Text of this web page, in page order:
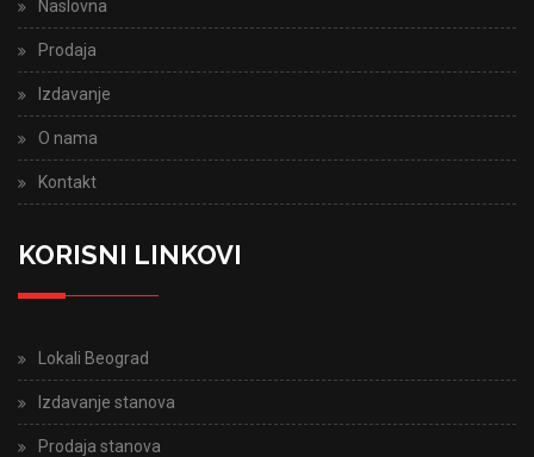
Naslovna
Prodaja
Izdavanje
O nama
Kontakt
KORISNI LINKOVI
Lokali Beograd
Izdavanje stanova
Prodaja stanova